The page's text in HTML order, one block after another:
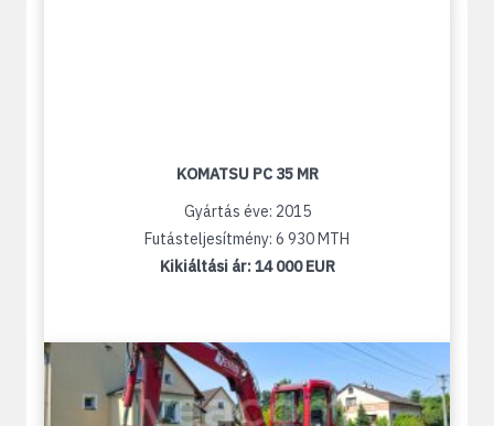
KOMATSU PC 35 MR
Gyártás éve: 2015
Futásteljesítmény: 6 930 MTH
Kikiáltási ár:14 000 EUR